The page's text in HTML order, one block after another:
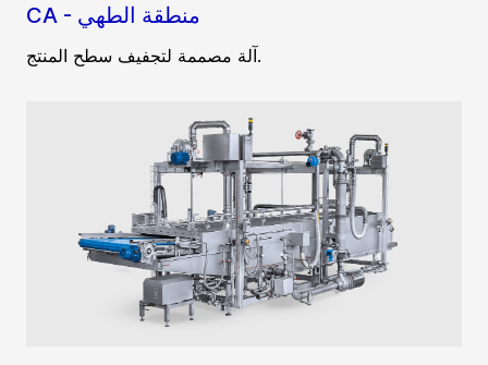
CA - منطقة الطهي
آلة مصممة لتجفيف سطح المنتج.